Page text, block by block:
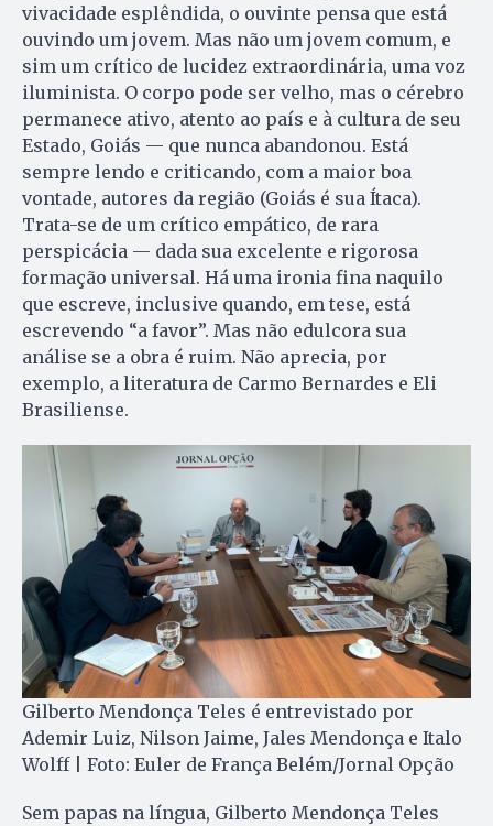
vivacidade esplêndida, o ouvinte pensa que está
ouvindo um jovem. Mas não um jovem comum, e
sim um crítico de lucidez extraordinária, uma voz
iluminista. O corpo pode ser velho, mas o cérebro
permanece ativo, atento ao país e à cultura de seu
Estado, Goiás — que nunca abandonou. Está
sempre lendo e criticando, com a maior boa
vontade, autores da região (Goiás é sua Ítaca).
Trata-se de um crítico empático, de rara
perspicácia — dada sua excelente e rigorosa
formação universal. Há uma ironia fina naquilo
que escreve, inclusive quando, em tese, está
escrevendo “a favor”. Mas não edulcora sua
análise se a obra é ruim. Não aprecia, por
exemplo, a literatura de Carmo Bernardes e Eli
Brasiliense.
Gilberto Mendonça Teles é entrevistado por
Ademir Luiz, Nilson Jaime, Jales Mendonça e Italo
Wolff | Foto: Euler de França Belém/Jornal Opção
Sem papas na língua, Gilberto Mendonça Teles